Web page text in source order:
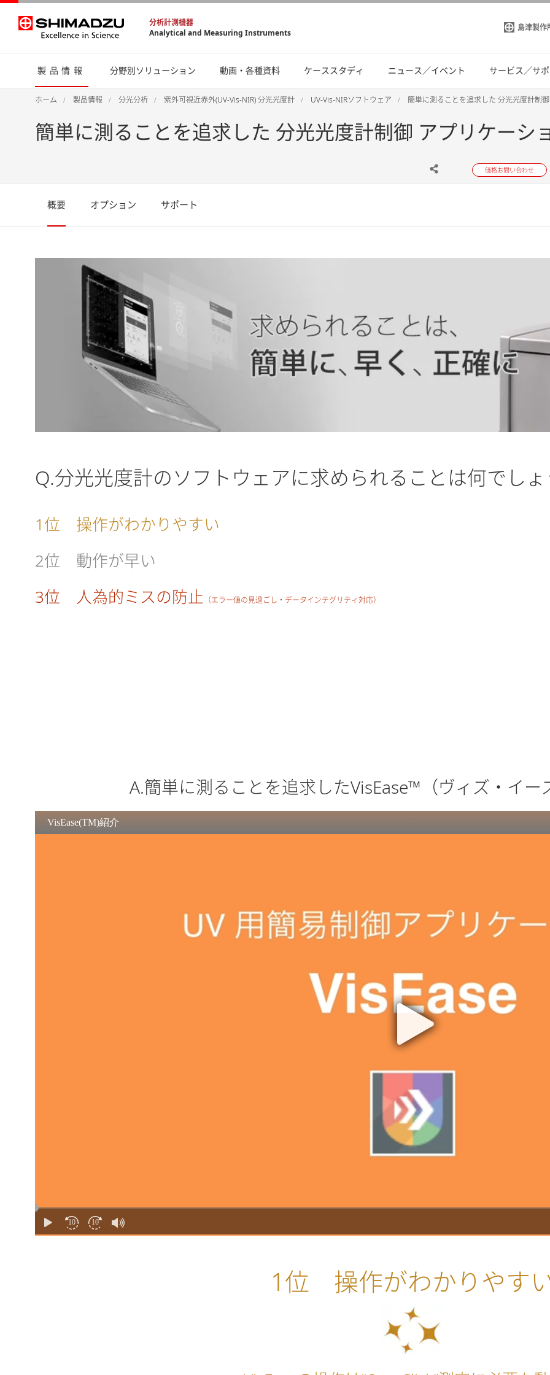
分析計測機器
Analytical and Measuring Instruments
島津製作
製品情報 分野別ソリューション 動画・各種資料 ケーススタディ ニュース／イベント サービス／サ
ホーム 製品情報 分光分析 紫外可視近赤外(UV-Vis-NIR) 分光光度計 UV-Vis-NIRソフトウェア 簡単に測ることを追求した 分光光度計制
簡単に測ることを追求した 分光光度計制御 アプリケーシ
価格お問い合わせ
概要 オプション サポート
Q.分光光度計のソフトウェアに求められることは何でし
1位 操作がわかりやすい
2位 動作が早い
3位 人為的ミスの防止 （エラー値の見過ごし・データインテグリティ対応）
A.簡単に測ることを追求したVisEase™（ヴィズ・イ
1位 操作がわかりやす